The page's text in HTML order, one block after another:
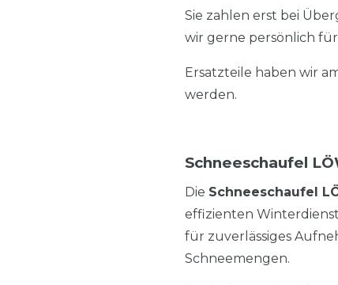
Sie zahlen erst bei
wir gerne persönlich für
Ersatzteile haben wir
werden.
Schneeschaufel
Die Schneeschaufel
effizienten
für zuverlässiges
Schneemengen.